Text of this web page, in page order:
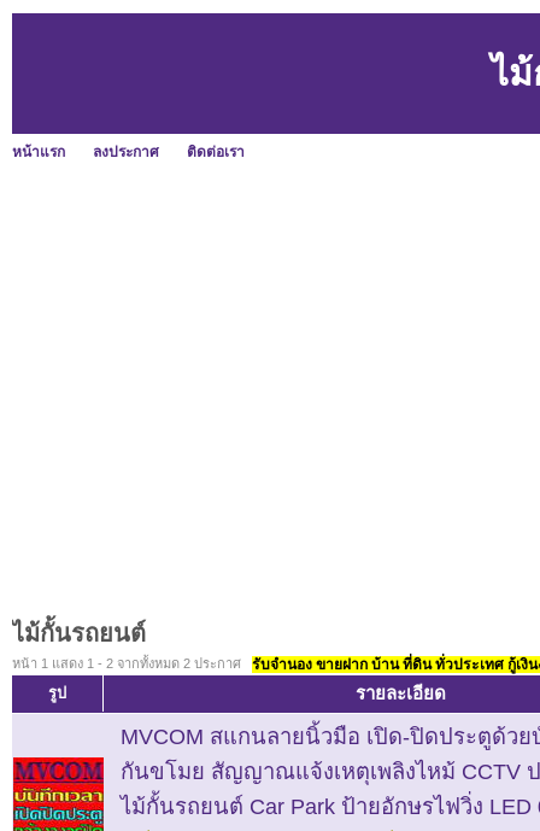
ไ
หน้าแรก ลงประกาศ ติดต่อเรา
ไม้กั้นรถยนต์
หน้า 1 แสดง 1 - 2 จากทั้งหมด 2 ประกาศ รับจำนอง ขายฝาก บ้าน ที่ดิน ทั่วประเทศ กู้เงิ
รูป รายละเอียด
MVCOM สแกนลายนิ้วมือ เปิด-ปิดประตูด้
กันขโมย สัญญาณแจ้งเหตุเพลิงไหม้ CCTV
ไม้กั้นรถยนต์ Car Park ป้ายอักษรไฟวิ่ง LED